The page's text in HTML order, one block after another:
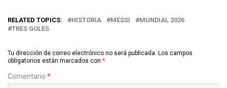
RELATED TOPICS: HISTORIA MESSI
MUNDIAL 2026
TRES GOLES
Tu dirección de correo electrónico no será publicada. Los campos
obligatorios están marcados con *
Comentario *